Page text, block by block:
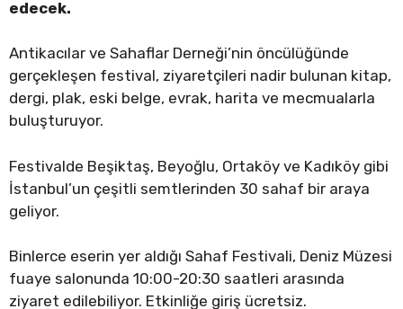
edecek.
Antikacılar ve Sahaflar Derneği’nin öncülüğünde
gerçekleşen festival, ziyaretçileri nadir bulunan kitap,
dergi, plak, eski belge, evrak, harita ve mecmualarla
buluşturuyor.
Festivalde Beşiktaş, Beyoğlu, Ortaköy ve Kadıköy gibi
İstanbul’un çeşitli semtlerinden 30 sahaf bir araya
geliyor.
Binlerce eserin yer aldığı Sahaf Festivali, Deniz Müzesi
fuaye salonunda 10:00-20:30 saatleri arasında
ziyaret edilebiliyor. Etkinliğe giriş ücretsiz.